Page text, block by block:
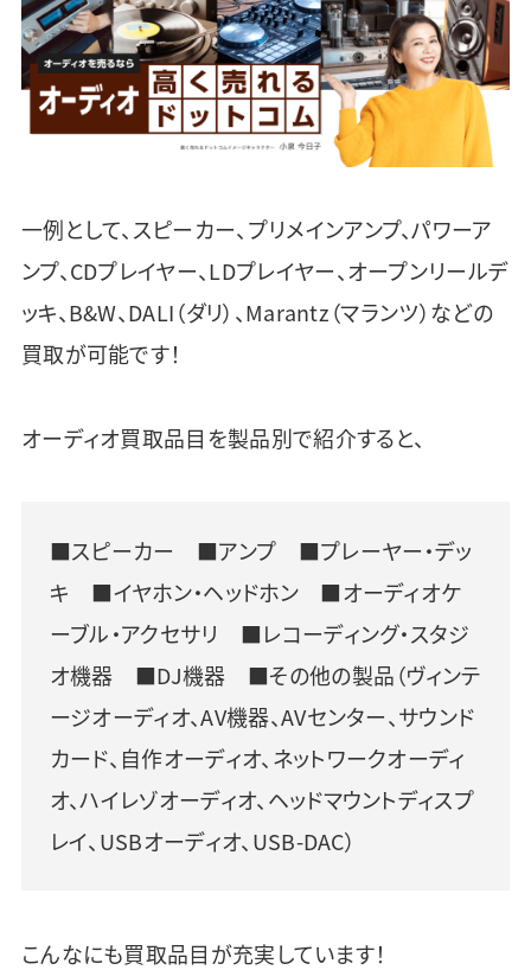
一例として、スピーカー、プリメインアンプ、パワーア
ンプ、CDプレイヤー、LDプレイヤー、オープンリールデ
ッキ、B&W、DALI（ダリ）、Marantz（マランツ）などの
買取が可能です！
オーディオ買取品目を製品別で紹介すると、
■スピーカー ■アンプ ■プレーヤー・デッ
キ ■イヤホン・ヘッドホン ■オーディオケ
ーブル・アクセサリ ■レコーディング・スタジ
オ機器 ■DJ機器 ■その他の製品（ヴィンテ
ージオーディオ、AV機器、AVセンター、サウンド
カード、自作オーディオ、ネットワークオーディ
オ、ハイレゾオーディオ、ヘッドマウントディスプ
レイ、USBオーディオ、USB-DAC）
こんなにも買取品目が充実しています！